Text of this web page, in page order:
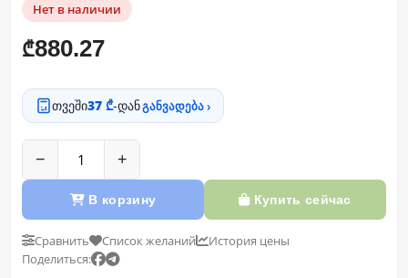
Нет в наличии
₾880.27
თვეში37 ₾-დანგანვადება ›
− +
В корзину Купить сейчас
Сравнить Список желаний
История цены
Поделиться: